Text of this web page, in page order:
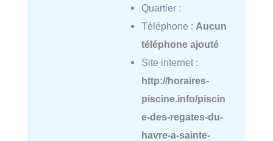
Quartier :
Téléphone : Aucun
téléphone ajouté
Site internet :
http://horaires-
piscine.info/piscin
e-des-regates-du-
havre-a-sainte-